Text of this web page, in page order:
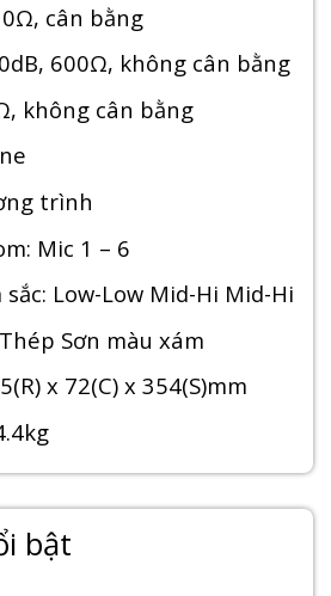
cân bằng
600Ω, không cân bằng
không cân bằng
trình
Mic 1 – 6
Low-Low Mid-Hi Mid-Hi
Sơn màu xám
x 72(C) x 354(S)mm
bật